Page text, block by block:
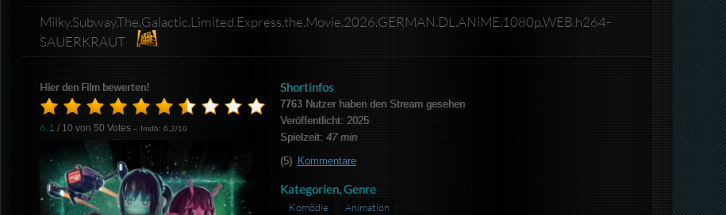
Milky.Subway.The.Galactic.Limited.Express.the.Movie.2026.GERMAN.DL.ANiME.1080p.WEB.h264-
SAUERKRAUT​
Hier den Film bewerten!
6.1 / 10 von50 Votes – Imdb: 6.2/10
Shortinfos
7763Nutzer haben den Stream gesehen
Veröffentlicht: 2025
Spielzeit: 47 min
(5) Kommentare
Kategorien, Genre
Komödie Animation